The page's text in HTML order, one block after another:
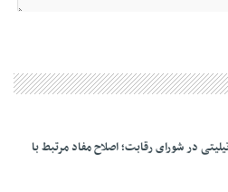
در شورای رقابت؛ اصلاح مفاد مرتبط با